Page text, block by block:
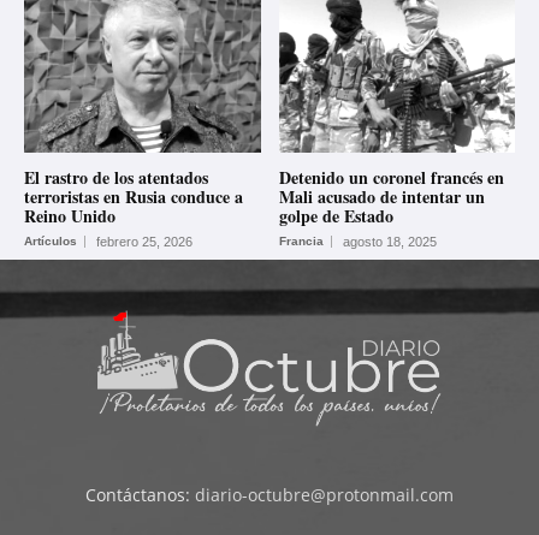
El rastro de los atentados
terroristas en Rusia conduce a
Reino Unido
Artículos febrero 25, 2026
Detenido un coronel francés en
Mali acusado de intentar un
golpe de Estado
Francia agosto 18, 2025
Contáctanos: diario-octubre@protonmail.com